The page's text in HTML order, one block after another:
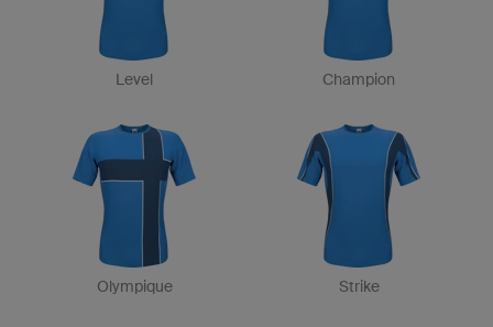
Level Champion
Olympique Strike